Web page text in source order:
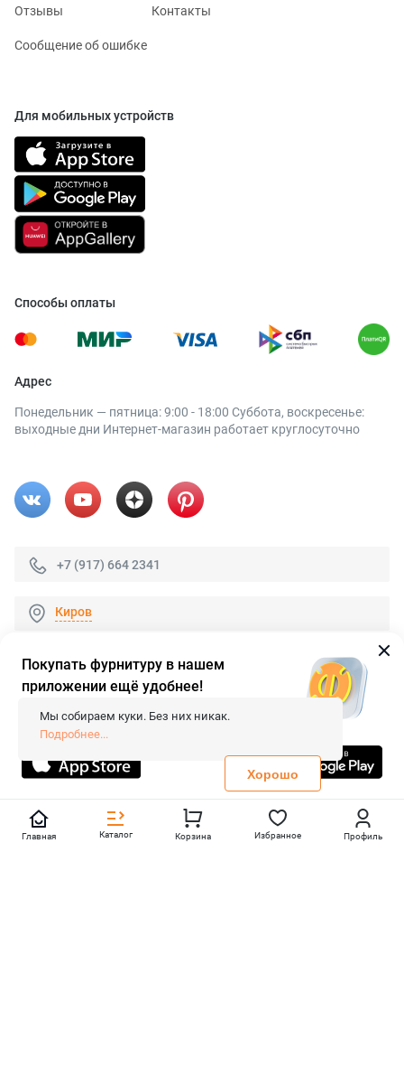
Отзывы Контакты
Сообщение об ошибке
Для мобильных устройств
Способы оплаты
Адрес
Понедельник — пятница: 9:00 - 18:00 Суббота, воскресенье:
выходные дни Интернет-магазин работает круглосуточно
+7 (917) 664 2341
Киров
© 2026 «FieraShop.ru»
Сопровождение сайта
- Вебформат.
Все права защищены.
Не является публичной офертой
Политика конфиденциальности
Главная Каталог Корзина Избранное Профиль
Покупать фурнитуру в нашем
приложении ещё удобнее!
Мы собираем куки. Без них никак.
Подробнее...
Хорошо